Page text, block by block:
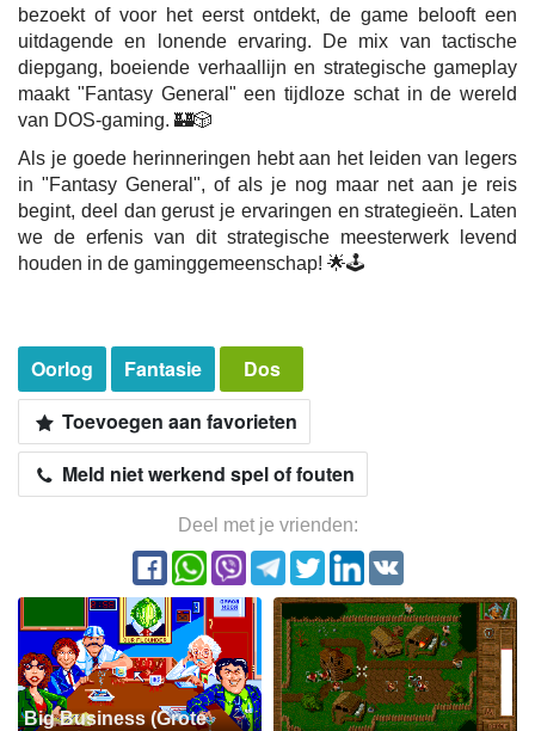
bezoekt of voor het eerst ontdekt, de game belooft een
uitdagende en lonende ervaring. De mix van tactische
diepgang, boeiende verhaallijn en strategische gameplay
maakt "Fantasy General" een tijdloze schat in de wereld
van DOS-gaming. 🏰🎲
Als je goede herinneringen hebt aan het leiden van legers
in "Fantasy General", of als je nog maar net aan je reis
begint, deel dan gerust je ervaringen en strategieën. Laten
we de erfenis van dit strategische meesterwerk levend
houden in de gaminggemeenschap! 🌟🕹️
Oorlog Fantasie
Dos
Toevoegen aan favorieten
Meld niet werkend spel of fouten
Deel met je vrienden:
Big Business (Grote